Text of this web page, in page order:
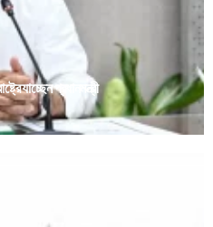
যাচ্ছেন প্রধানমন্ত্রী